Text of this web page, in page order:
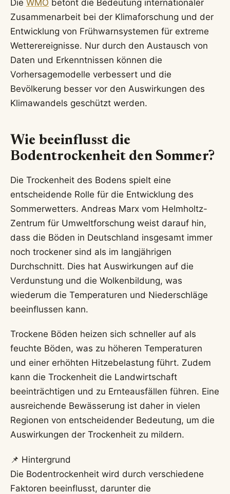
Die WMO betont die Bedeutung internationaler
Zusammenarbeit bei der Klimaforschung und der
Entwicklung von Frühwarnsystemen für extreme
Wetterereignisse. Nur durch den Austausch von
Daten und Erkenntnissen können die
Vorhersagemodelle verbessert und die
Bevölkerung besser vor den Auswirkungen des
Klimawandels geschützt werden.
Wie beeinflusst die
Bodentrockenheit den Sommer?
Die Trockenheit des Bodens spielt eine
entscheidende Rolle für die Entwicklung des
Sommerwetters. Andreas Marx vom Helmholtz-
Zentrum für Umweltforschung weist darauf hin,
dass die Böden in Deutschland insgesamt immer
noch trockener sind als im langjährigen
Durchschnitt. Dies hat Auswirkungen auf die
Verdunstung und die Wolkenbildung, was
wiederum die Temperaturen und Niederschläge
beeinflussen kann.
Trockene Böden heizen sich schneller auf als
feuchte Böden, was zu höheren Temperaturen
und einer erhöhten Hitzebelastung führt. Zudem
kann die Trockenheit die Landwirtschaft
beeinträchtigen und zu Ernteausfällen führen. Eine
ausreichende Bewässerung ist daher in vielen
Regionen von entscheidender Bedeutung, um die
Auswirkungen der Trockenheit zu mildern.
📌 Hintergrund
Die Bodentrockenheit wird durch verschiedene
Faktoren beeinflusst, darunter die